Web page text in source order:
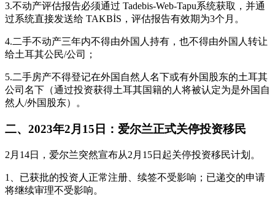
3.不动产评估报告必须通过 Tadebis-Web-Tapu系统获取，并通
过系统直接发送给 TAKBİS，评估报告有效期为3个月。
4.二手不动产三年内不得由外国人持有，也不得由外国人转让
给土耳其公民/公司；
5.二手房产不得登记在外国自然人名下或有外国股东的土耳其
公司名下（通过投资获得土耳其国籍的人将被认定为是外国自
然人/外国股东）。
二、2023年2月15日：爱尔兰正式关停投资移民
2月14日，爱尔兰突然宣布从2月15日起关停投资移民计划。
1、已获批的投资人正常注册、续签不受影响；已递交的申请
将继续审理不受影响。